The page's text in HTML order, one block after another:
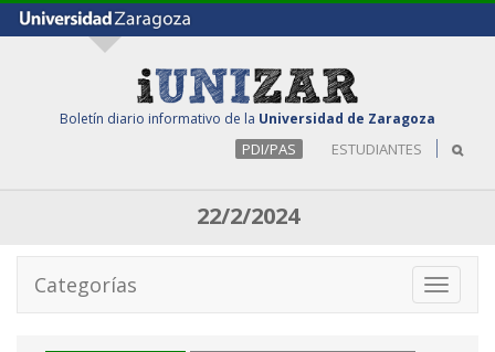
Boletín diario informativo de la Universidad de Zaragoza
PDI/PAS ESTUDIANTES
22/2/2024
Toggle
Categorías